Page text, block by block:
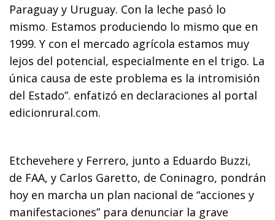
Paraguay y Uruguay. Con la leche pasó lo
mismo. Estamos produciendo lo mismo que en
1999. Y con el mercado agrícola estamos muy
lejos del potencial, especialmente en el trigo. La
única causa de este problema es la intromisión
del Estado”. enfatizó en declaraciones al portal
edicionrural.com.
Etchevehere y Ferrero, junto a Eduardo Buzzi,
de FAA, y Carlos Garetto, de Coninagro, pondrán
hoy en marcha un plan nacional de “acciones y
manifestaciones” para denunciar la grave